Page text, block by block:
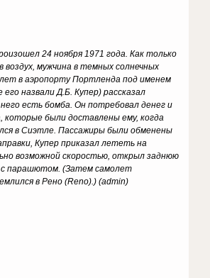
24 ноября 1971 года. Как только
воздух, мужчина в темных солнечных
в аэропорту Портленда под именем
его назвали Д.Б. Купер) рассказал
есть бомба. Он потребовал денег и
были доставлены ему, когда
в Сиэтле. Пассажиры были обменены
Купер приказал лететь на
возможной скоростью, открыл заднюю
с парашютом. (Затем самолет
в Рено (Reno).) (admin)